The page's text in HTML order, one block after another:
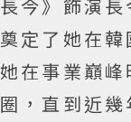
今》飾演長
定了她在
在事業巔峰
，直到近幾